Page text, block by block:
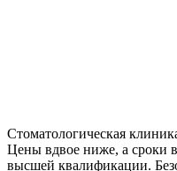
Стоматологическая
Цены вдвое ниже, а сроки
высшей квалификации.